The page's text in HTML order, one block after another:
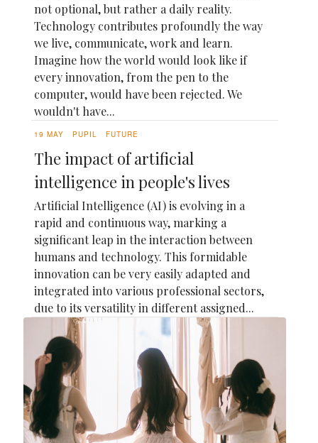
not optional, but rather a daily reality.
Technology contributes profoundly the way
we live, communicate, work and learn.
Imagine how the world would look like if
every innovation, from the pen to the
computer, would have been rejected. We
wouldn't have...
19 MAY PUPIL FUTURE
The impact of artificial
intelligence in people's lives
Artificial Intelligence (AI) is evolving in a
rapid and continuous way, marking a
significant leap in the interaction between
humans and technology. This formidable
innovation can be very easily adapted and
integrated into various professional sectors,
due to its versatility in different assigned...